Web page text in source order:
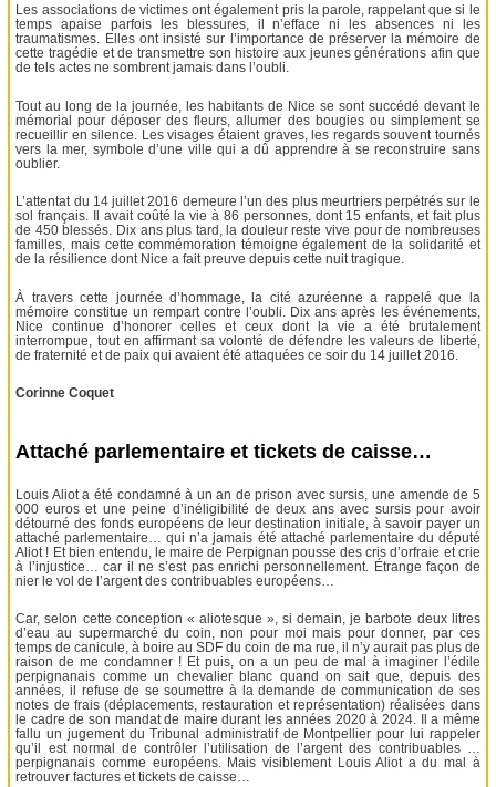
Les associations de victimes ont également pris la parole, rappelant que si le
temps apaise parfois les blessures, il n’efface ni les absences ni les
traumatismes. Elles ont insisté sur l’importance de préserver la mémoire de
cette tragédie et de transmettre son histoire aux jeunes générations afin que
de tels actes ne sombrent jamais dans l’oubli.
Tout au long de la journée, les habitants de Nice se sont succédé devant le
mémorial pour déposer des fleurs, allumer des bougies ou simplement se
recueillir en silence. Les visages étaient graves, les regards souvent tournés
vers la mer, symbole d’une ville qui a dû apprendre à se reconstruire sans
oublier.
L’attentat du 14 juillet 2016 demeure l’un des plus meurtriers perpétrés sur le
sol français. Il avait coûté la vie à 86 personnes, dont 15 enfants, et fait plus
de 450 blessés. Dix ans plus tard, la douleur reste vive pour de nombreuses
familles, mais cette commémoration témoigne également de la solidarité et
de la résilience dont Nice a fait preuve depuis cette nuit tragique.
À travers cette journée d’hommage, la cité azuréenne a rappelé que la
mémoire constitue un rempart contre l’oubli. Dix ans après les événements,
Nice continue d’honorer celles et ceux dont la vie a été brutalement
interrompue, tout en affirmant sa volonté de défendre les valeurs de liberté,
de fraternité et de paix qui avaient été attaquées ce soir du 14 juillet 2016.
Corinne Coquet
Attaché parlementaire et tickets de caisse…
Louis Aliot a été condamné à un an de prison avec sursis, une amende de 5
000 euros et une peine d’inéligibilité de deux ans avec sursis pour avoir
détourné des fonds européens de leur destination initiale, à savoir payer un
attaché parlementaire… qui n’a jamais été attaché parlementaire du député
Aliot ! Et bien entendu, le maire de Perpignan pousse des cris d’orfraie et crie
à l’injustice… car il ne s’est pas enrichi personnellement. Étrange façon de
nier le vol de l’argent des contribuables européens…
Car, selon cette conception « aliotesque », si demain, je barbote deux litres
d’eau au supermarché du coin, non pour moi mais pour donner, par ces
temps de canicule, à boire au SDF du coin de ma rue, il n’y aurait pas plus de
raison de me condamner ! Et puis, on a un peu de mal à imaginer l’édile
perpignanais comme un chevalier blanc quand on sait que, depuis des
années, il refuse de se soumettre à la demande de communication de ses
notes de frais (déplacements, restauration et représentation) réalisées dans
le cadre de son mandat de maire durant les années 2020 à 2024. Il a même
fallu un jugement du Tribunal administratif de Montpellier pour lui rappeler
qu’il est normal de contrôler l’utilisation de l’argent des contribuables …
perpignanais comme européens. Mais visiblement Louis Aliot a du mal à
retrouver factures et tickets de caisse…